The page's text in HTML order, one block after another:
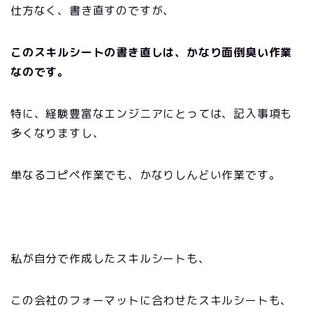
仕方なく、書き直すのですが、
このスキルシートの書き直しは、かなり面倒臭い作業
なのです。
特に、経験豊富なエンジニアにとっては、記入事項も
多くなりますし、
単なるコピペ作業でも、かなりしんどい作業です。
私が自分で作成したスキルシートも、
この会社のフォーマットに合わせたスキルシートも、